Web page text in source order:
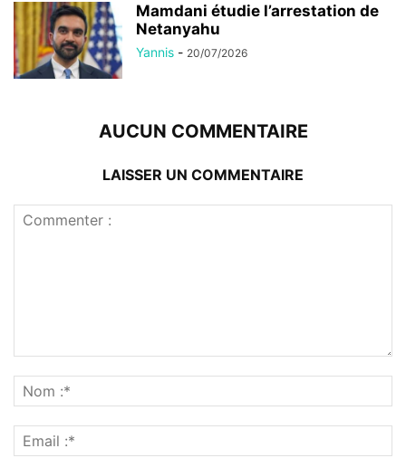
Mamdani étudie l’arrestation de
Netanyahu
Yannis - 20/07/2026
AUCUN COMMENTAIRE
LAISSER UN COMMENTAIRE